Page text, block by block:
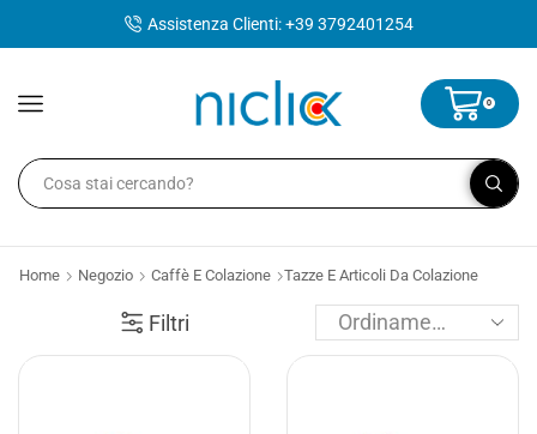
Assistenza Clienti: +39 3792401254
0
Home Negozio Caffè E Colazione Tazze E Articoli Da Colazione
Filtri